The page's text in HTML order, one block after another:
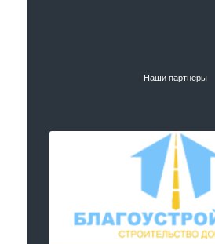
Наши партнеры